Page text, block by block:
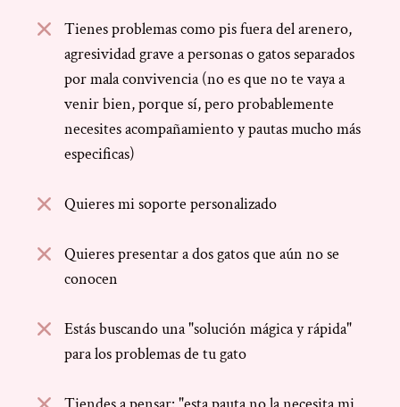
Tienes problemas como pis fuera del arenero,
agresividad grave a personas o gatos separados
por mala convivencia (no es que no te vaya a
venir bien, porque sí, pero probablemente
necesites acompañamiento y pautas mucho más
especificas)
Quieres mi soporte personalizado
Quieres presentar a dos gatos que aún no se
conocen
Estás buscando una "solución mágica y rápida"
para los problemas de tu gato